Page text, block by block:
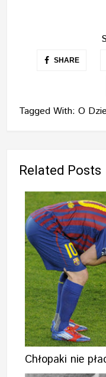
SHARE
Tagged With:O
Related Posts
Chłopaki nie